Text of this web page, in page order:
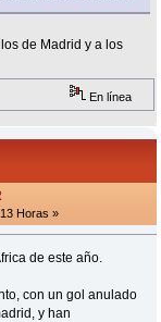
de Madrid y a los
En línea
Horas »
de este año.
con un gol anulado
y han